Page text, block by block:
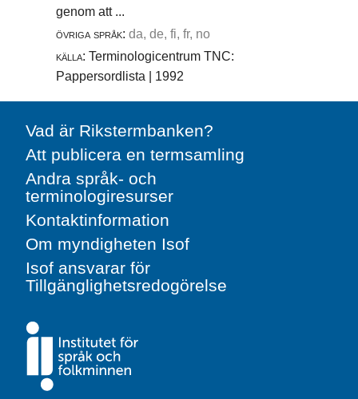
genom att ...
övriga språk: da, de, fi, fr, no
källa: Terminologicentrum TNC:
Pappersordlista | 1992
Vad är Rikstermbanken?
Att publicera en termsamling
Andra språk- och
terminologiresurser
Kontaktinformation
Om myndigheten Isof
Isof ansvarar för
Tillgänglighetsredogörelse